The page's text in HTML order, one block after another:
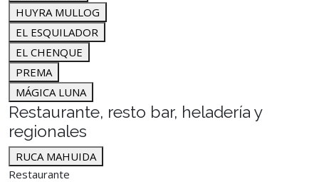
HUYRA MULLOG
EL ESQUILADOR
EL CHENQUE
PREMA
MÁGICA LUNA
Restaurante, resto bar, heladería y
regionales
RUCA MAHUIDA
Restaurante